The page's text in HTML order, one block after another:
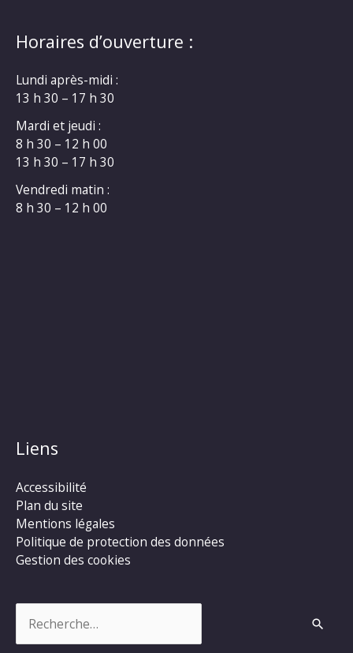
Horaires d’ouverture :
Lundi après-midi :
13 h 30 – 17 h 30
Mardi et jeudi :
8 h 30 – 12 h 00
13 h 30 – 17 h 30
Vendredi matin :
8 h 30 – 12 h 00
Liens
Accessibilité
Plan du site
Mentions légales
Politique de protection des données
Gestion des cookies